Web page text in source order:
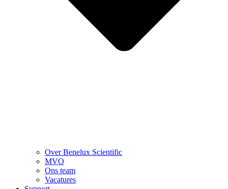
Over Benelux Scientific
MVO
Ons team
Vacatures